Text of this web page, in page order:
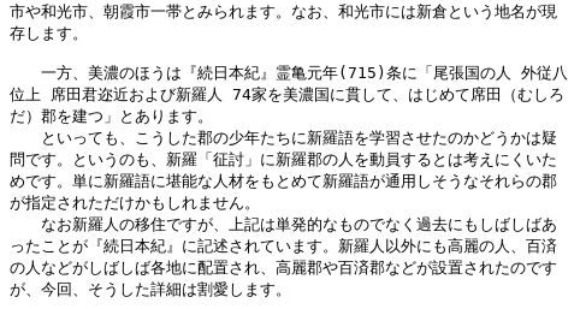
市や和光市、朝霞市一帯とみられます。なお、和光市には新倉という地名が現
存します。
一方、美濃のほうは『続日本紀』霊亀元年(715)条に「尾張国の人 外従八
位上 席田君迩近および新羅人 74家を美濃国に貫して、はじめて席田（むしろ
だ）郡を建つ」とあります。
といっても、こうした郡の少年たちに新羅語を学習させたのかどうかは疑
問です。というのも、新羅「征討」に新羅郡の人を動員するとは考えにくいた
めです。単に新羅語に堪能な人材をもとめて新羅語が通用しそうなそれらの郡
が指定されただけかもしれません。
なお新羅人の移住ですが、上記は単発的なものでなく過去にもしばしばあ
ったことが『続日本紀』に記述されています。新羅人以外にも高麗の人、百済
の人などがしばしば各地に配置され、高麗郡や百済郡などが設置されたのです
が、今回、そうした詳細は割愛します。